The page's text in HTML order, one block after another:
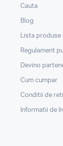
Cauta
Blog
Lista
Regulament
Devino
Cum cumpar
Conditii de
Informatii de